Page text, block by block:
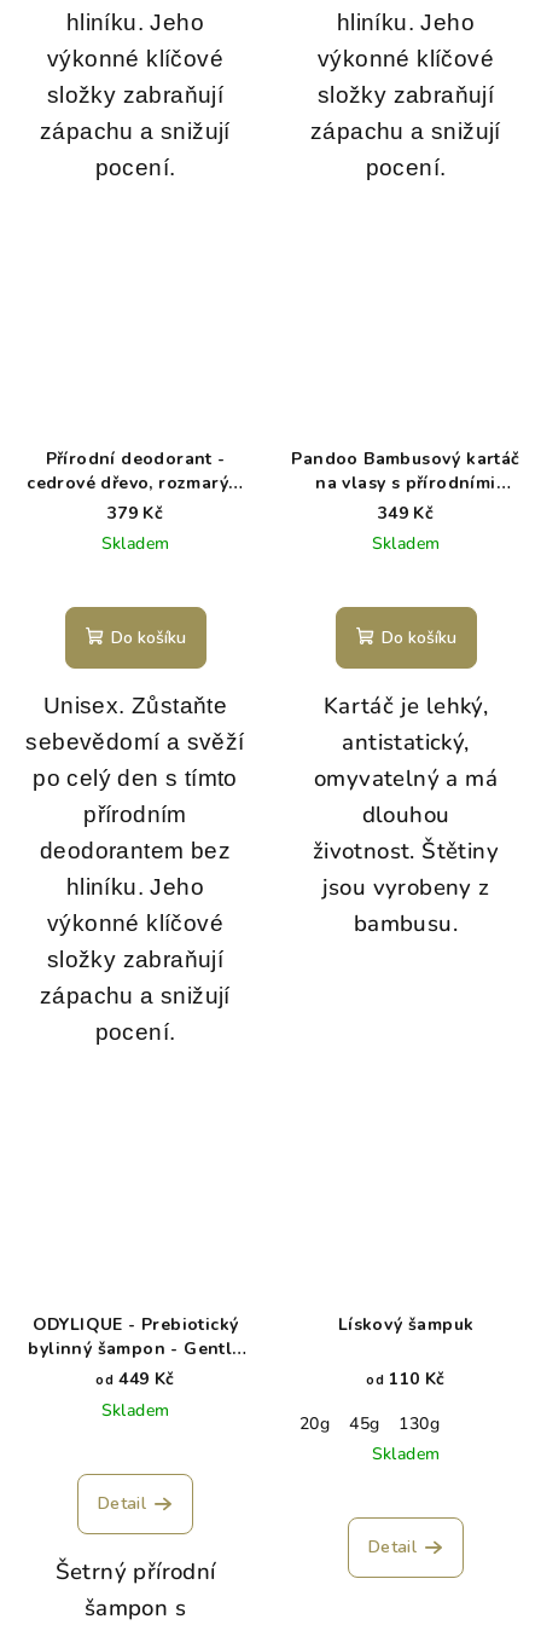
hliníku. Jeho
výkonné klíčové
složky zabraňují
zápachu a snižují
pocení.
hliníku. Jeho
výkonné klíčové
složky zabraňují
zápachu a snižují
pocení.
Přírodní deodorant -
cedrové dřevo, rozmarýn,
kokos - 50g
379 Kč
Skladem
Do košíku
Unisex. Zůstaňte
sebevědomí a svěží
po celý den s tímto
přírodním
deodorantem bez
hliníku. Jeho
výkonné klíčové
složky zabraňují
zápachu a snižují
pocení.
Pandoo Bambusový kartáč
na vlasy s přírodními
štětinami
349 Kč
Skladem
Do košíku
Kartáč je lehký,
antistatický,
omyvatelný a má
dlouhou
životnost. Štětiny
jsou vyrobeny z
bambusu.
ODYLIQUE - Prebiotický
bylinný šampon - Gentle
Herb
od 449 Kč
Skladem
Detail
Šetrný přírodní
šampon s
Lískový šampuk
od 110 Kč
20g
45g
130g
Skladem
Detail